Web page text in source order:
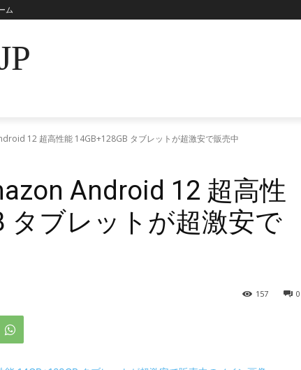
ム
12 超高性能 14GB+128GB タブレットが超激安で販売中
Android 12 超高性
タブレットが超激安で
0
157